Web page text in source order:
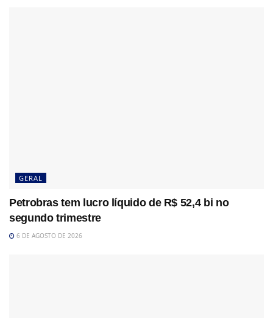
GERAL
Petrobras tem lucro líquido de R$ 52,4 bi no
segundo trimestre
6 DE AGOSTO DE 2026